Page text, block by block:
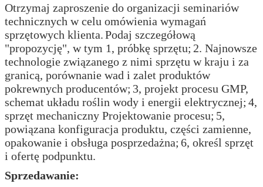
Otrzymaj zaproszenie do organizacji seminariów
technicznych w celu omówienia wymagań
sprzętowych klienta.Podaj szczegółową
"propozycję", w tym 1, próbkę sprzętu; 2. Najnowsze
technologie związanego z nimi sprzętu w kraju i za
granicą, porównanie wad i zalet produktów
pokrewnych producentów; 3, projekt procesu GMP,
schemat układu roślin wody i energii elektrycznej; 4,
sprzęt mechaniczny Projektowanie procesu; 5,
powiązana konfiguracja produktu, części zamienne,
opakowanie i obsługa posprzedażna; 6, określ sprzęt
i ofertę podpunktu.
Sprzedawanie: